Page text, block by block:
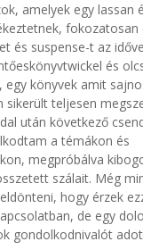
amelyek egy lassan
fokozatosan
és suspense-t az
és
egy könyvek amit
sikerült teljesen
után következő
a témákon és
megpróbálva
szálait. Még
hogy érzek
de egy
gondolkodnivalót